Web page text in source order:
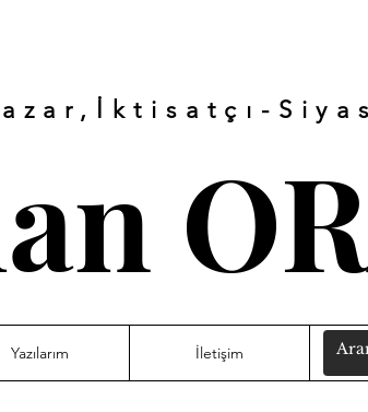
Yazılarım İletişim